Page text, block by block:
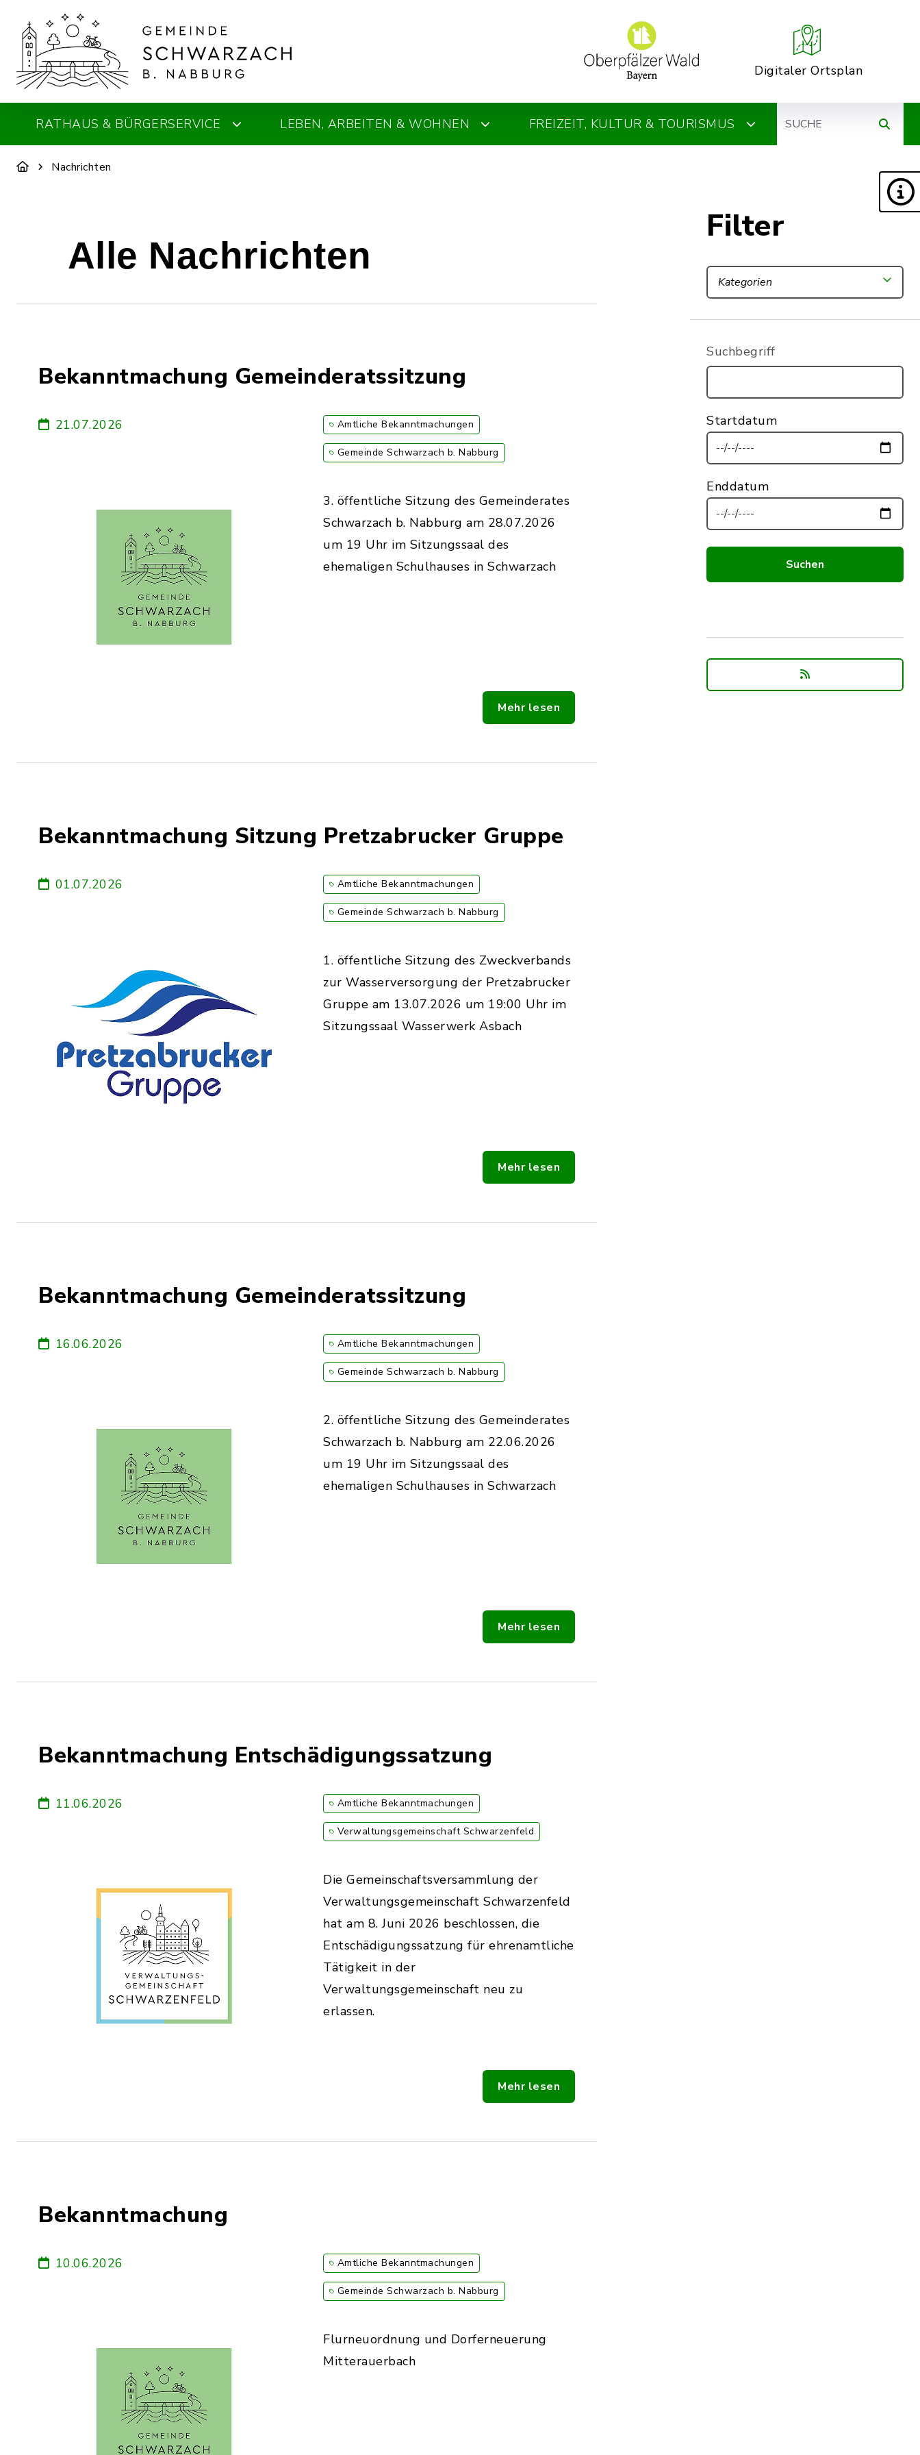
Digitaler Ortsplan
RATHAUS & BÜRGERSERVICE LEBEN, ARBEITEN & WOHNEN FREIZEIT, KULTUR & TOURISMUS
Nachrichten
Alle Nachrichten
Bekanntmachung Gemeinderatssitzung
21.07.2026 Amtliche Bekanntmachungen
Gemeinde Schwarzach b. Nabburg
3. öffentliche Sitzung des Gemeinderates
Schwarzach b. Nabburg am 28.07.2026
um 19 Uhr im Sitzungssaal des
ehemaligen Schulhauses in Schwarzach
Mehr lesen
Bekanntmachung Sitzung Pretzabrucker Gruppe
01.07.2026 Amtliche Bekanntmachungen
Gemeinde Schwarzach b. Nabburg
1. öffentliche Sitzung des Zweckverbands
zur Wasserversorgung der Pretzabrucker
Gruppe am 13.07.2026 um 19:00 Uhr im
Sitzungssaal Wasserwerk Asbach
Mehr lesen
Bekanntmachung Gemeinderatssitzung
16.06.2026 Amtliche Bekanntmachungen
Gemeinde Schwarzach b. Nabburg
2. öffentliche Sitzung des Gemeinderates
Schwarzach b. Nabburg am 22.06.2026
um 19 Uhr im Sitzungssaal des
ehemaligen Schulhauses in Schwarzach
Mehr lesen
Bekanntmachung Entschädigungssatzung
11.06.2026 Amtliche Bekanntmachungen
Verwaltungsgemeinschaft Schwarzenfeld
Die Gemeinschaftsversammlung der
Verwaltungsgemeinschaft Schwarzenfeld
hat am 8. Juni 2026 beschlossen, die
Entschädigungssatzung für ehrenamtliche
Tätigkeit in der
Verwaltungsgemeinschaft neu zu
erlassen.
Mehr lesen
Bekanntmachung
10.06.2026 Amtliche Bekanntmachungen
Gemeinde Schwarzach b. Nabburg
Flurneuordnung und Dorferneuerung
Mitterauerbach
Filter
Kategorien
Suchbegriff
Startdatum
Enddatum